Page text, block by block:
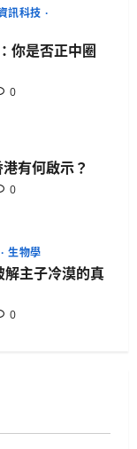
有何啟示？
主子冷漠的真
？揭開健康科
0
0